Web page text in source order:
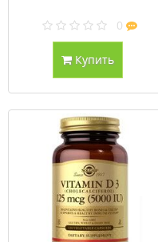
0
Купить